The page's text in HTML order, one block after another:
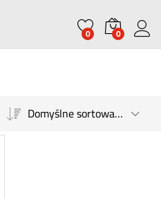
0 0
Domyślne sortowanie